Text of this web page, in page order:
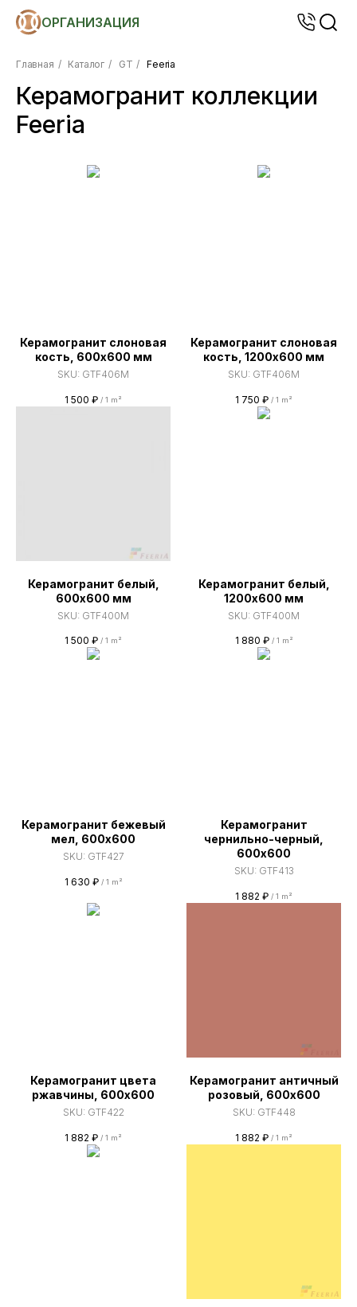
ОРГАНИЗАЦИЯ
Главная / Каталог / GT / Feeria
Керамогранит коллекции
Feeria
Керамогранит слоновая
кость, 600х600 мм
SKU: GTF406M
1 500 ₽ / 1 m²
Керамогранит слоновая
кость, 1200х600 мм
SKU: GTF406M
1 750 ₽ / 1 m²
Керамогранит белый,
600х600 мм
SKU: GTF400M
1 500 ₽ / 1 m²
Керамогранит белый,
1200х600 мм
SKU: GTF400M
1 880 ₽ / 1 m²
Керамогранит бежевый
мел, 600х600
SKU: GTF427
1 630 ₽ / 1 m²
Керамогранит
чернильно-черный,
600х600
SKU: GTF413
1 882 ₽ / 1 m²
Керамогранит цвета
ржавчины, 600х600
SKU: GTF422
1 882 ₽ / 1 m²
Керамогранит античный
розовый, 600х600
SKU: GTF448
1 882 ₽ / 1 m²